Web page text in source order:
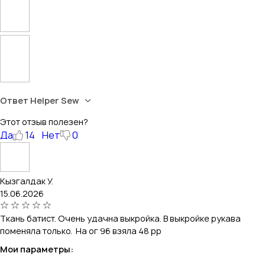
Ответ Helper Sew
Этот отзыв полезен?
Да 14 Нет 0
Кызгалдак У.
15.06.2026
Ткань батист. Очень удачна выкройка. В выкройке рукава
поменяла только. На ог 96 взяла 48 рр
Мои параметры: